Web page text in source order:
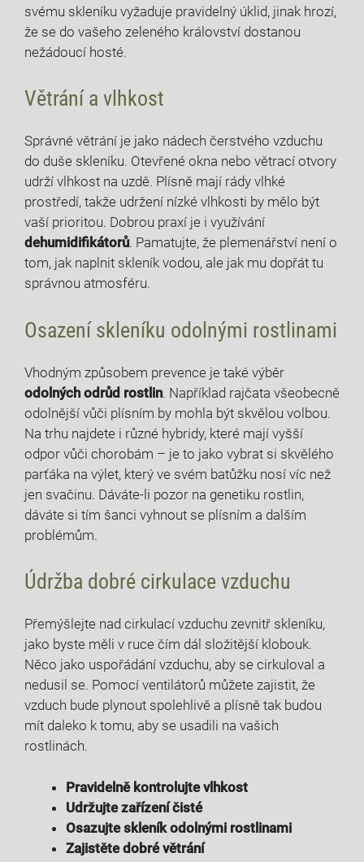
svému skleníku vyžaduje pravidelný úklid, jinak hrozí,
že se do vašeho zeleného království dostanou
nežádoucí ‍hosté.
Větrání a vlhkost
Správné větrání je jako nádech čerstvého vzduchu
do duše ‍skleníku. Otevřené okna nebo větrací otvory
udrží vlhkost na uzdě. Plísně mají rády vlhké
prostředí, takže udržení nízké ​vlhkosti ​by mělo být
vaší prioritou. Dobrou praxí je i využívání
dehumidifikátorů. Pamatujte, že plemenářství není o
tom, jak ​naplnit skleník vodou, ale jak mu dopřát tu‌
správnou atmosféru.
Osazení skleníku odolnými rostlinami
Vhodným způsobem prevence je také‌ výběr
odolných odrůd rostlin. Například rajčata všeobecně
odolnější vůči plísním by mohla být skvělou volbou.
Na ⁣trhu najdete ‌i různé hybridy, které mají vyšší
odpor vůči chorobám – je to jako vybrat si skvělého
parťáka na výlet, který ve svém batůžku nosí víc než
jen svačinu.⁣ Dáváte-li pozor na genetiku rostlin,
dáváte si tím šanci vyhnout se plísním a dalším
problémům.
Údržba dobré cirkulace vzduchu
Přemýšlejte nad cirkulací vzduchu zevnitř skleníku, ​
jako byste měli v ruce⁤ čím dál složitější⁢ klobouk.
Něco jako uspořádání vzduchu, aby se cirkuloval a
nedusil se. Pomocí ventilátorů můžete zajistit, že
vzduch bude plynout spolehlivě a plísně tak budou
mít daleko k tomu, aby se usadili na vašich
rostlinách.
Pravidelně kontrolujte vlhkost
Udržujte zařízení čisté
Osazujte skleník odolnými rostlinami
Zajistěte dobré ‌větrání